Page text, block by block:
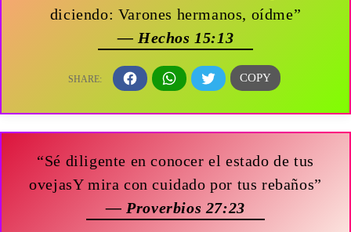
diciendo: Varones hermanos, oídme”
— Hechos 15:13
“Sé diligente en conocer el estado de tus
ovejasY mira con cuidado por tus rebaños”
— Proverbios 27:23